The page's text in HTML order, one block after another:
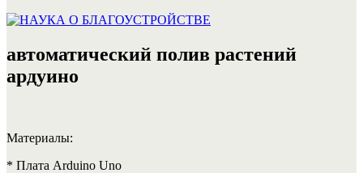
автоматический полив растений
ардуино
Материалы:
* Плата Arduino Uno